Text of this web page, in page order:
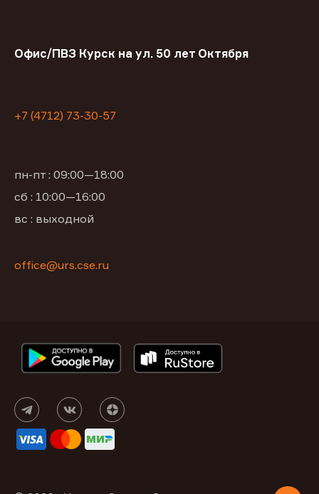
Офис/ПВЗ Курск на ул. 50 лет Октября
+7 (4712) 73-30-57
пн-пт : 09:00—18:00
сб : 10:00—16:00
вс : выходной
office@urs.cse.ru